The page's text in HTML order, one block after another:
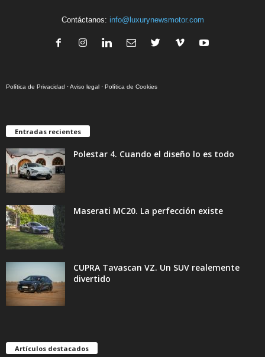
Contáctanos: info@luxurynewsmotor.com
Política de Privacidad ·Aviso legal · Política de Cookies
Entradas recientes
Polestar 4. Cuando el diseño lo es todo
Maserati MC20. La perfección existe
CUPRA Tavascan VZ. Un SUV realemente
divertido
Artículos destacados